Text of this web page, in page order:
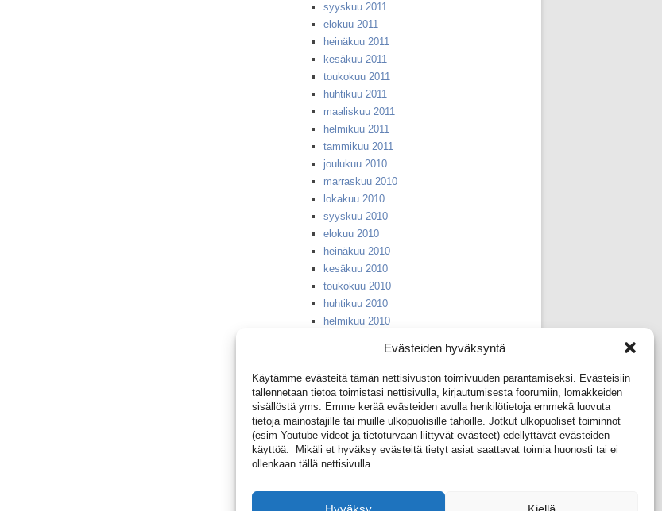
Evästeiden hyväksyntä
Käytämme evästeitä tämän nettisivuston toimivuuden parantamiseksi. Evästeisiin
tallennetaan tietoa toimistasi nettisivulla, kirjautumisesta foorumiin, lomakkeiden
sisällöstä yms. Emme kerää evästeiden avulla henkilötietoja emmekä luovuta
tietoja mainostajille tai muille ulkopuolisille tahoille. Jotkut ulkopuoliset toiminnot
(esim Youtube-videot ja tietoturvaan liittyvät evästeet) edellyttävät evästeiden
käyttöä. Mikäli et hyväksy evästeitä tietyt asiat saattavat toimia huonosti tai ei
ollenkaan tällä nettisivulla.
syyskuu 2011
elokuu 2011
heinäkuu 2011
kesäkuu 2011
toukokuu 2011
huhtikuu 2011
maaliskuu 2011
helmikuu 2011
tammikuu 2011
joulukuu 2010
marraskuu 2010
lokakuu 2010
syyskuu 2010
elokuu 2010
heinäkuu 2010
kesäkuu 2010
toukokuu 2010
huhtikuu 2010
helmikuu 2010
syyskuu 2007
huhtikuu 2006
huhtikuu 2005
huhtikuu 2004
huhtikuu 2003
huhtikuu 2002
huhtikuu 2001